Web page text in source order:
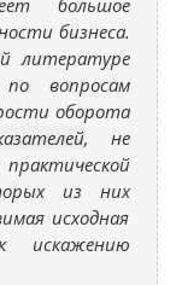
большое
бизнеса.
литературе
вопросам
оборота
, не
из них
исходная
искажению